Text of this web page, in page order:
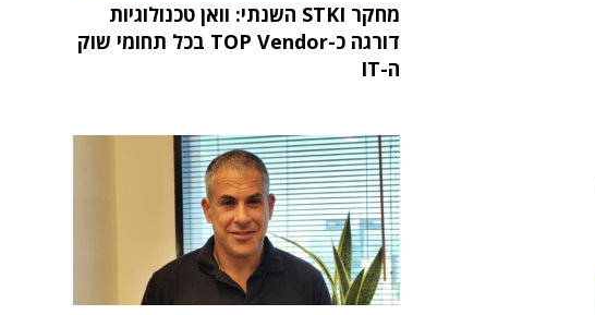
מחקר STKI השנתי: וואן טכנולוגיות
דורגה כ-TOP Vendor בכל תחומי שוק
ה-IT